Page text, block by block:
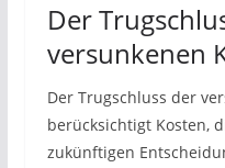
Der
versunkenen
Der Trugschluss der
berücksichtigt Kosten,
zukünftigen